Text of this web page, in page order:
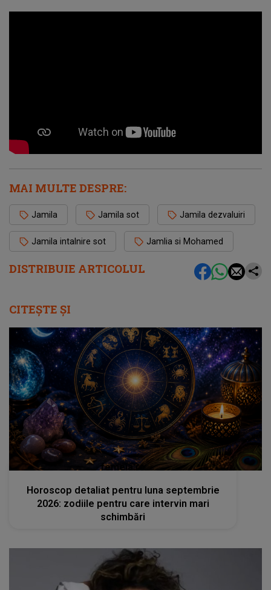
DISTRIBUIE ARTICOLUL
MAI MULTE DESPRE:
Jamila Jamila sot Jamila dezvaluiri
Jamila intalnire sot Jamlia si Mohamed
CITEȘTE ȘI
femeia.ro
Horoscop detaliat pentru luna septembrie
2026: zodiile pentru care intervin mari
schimbări